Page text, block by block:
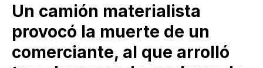
Un camión materialista
provocó la muerte de un
comerciante, al que arrolló